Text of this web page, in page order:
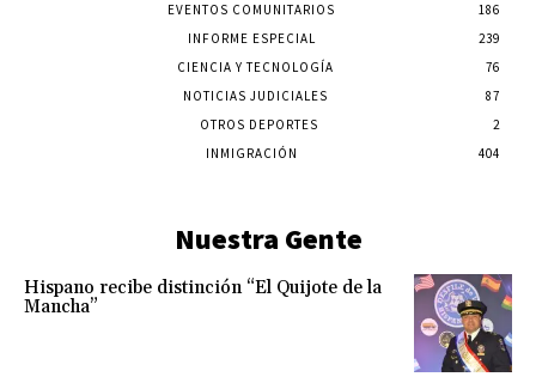
EVENTOS COMUNITARIOS
186
INFORME ESPECIAL
239
CIENCIA Y TECNOLOGÍA
76
NOTICIAS JUDICIALES
87
OTROS DEPORTES
2
INMIGRACIÓN
404
Nuestra Gente
Hispano recibe distinción “El Quijote de la
Mancha”